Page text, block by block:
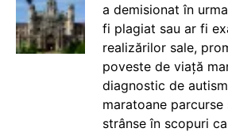
a demisionat în
fi plagiat sau ar fi
realizărilor sale,
poveste de viață
diagnostic de
maratoane
strânse în scopuri